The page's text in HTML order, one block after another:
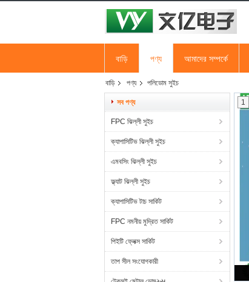
বাড়ি পণ্য আমাদের সম্পর্কে
বাড়ি পণ্য পলিডোম সুইচ
সব পণ্য
FPC ঝিল্লী সুইচ
ক্যাপাসিটিভ ঝিল্লী সুইচ
এমবসিং ঝিল্লী সুইচ
ফ্ল্যাট ঝিল্লী সুইচ
ক্যাপাসিটিভ টাচ সার্কিট
FPC নমনীয় মুদ্রিত সার্কিট
পিইটি ফ্লেক্স সার্কিট
তাপ সীল সংযোগকারী
1